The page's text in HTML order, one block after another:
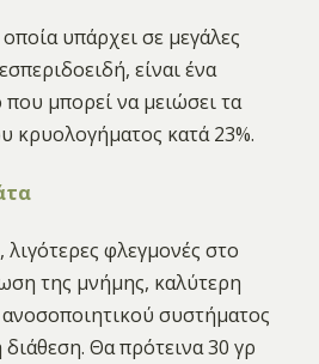
υπάρχει σε μεγάλες
είναι ένα
που μπορεί να μειώσει τα
κρυολογήματος κατά 23%.
λιγότερες φλεγμονές στο
της μνήμης, καλύτερη
ανοσοποιητικού συστήματος
Θα πρότεινα 30 γρ